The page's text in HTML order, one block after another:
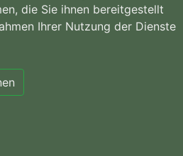
Willkommen
Kontakt
die Sie ihnen bereitgestellt
Ihrer Nutzung der Dienste